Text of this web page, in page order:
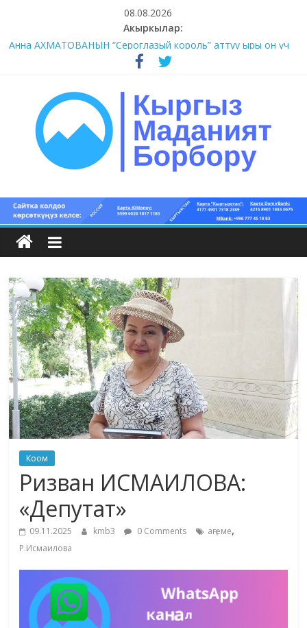
content
08.08.2026
Акыркылар:
#1-4 (55 сөз сынагы)
Анна АХМАТОВАНЫН “Сероглазый король” аттуу ыры он үч
#9-10 (55 сөз сынагы)
#5-8 (55 сөз сынагы)
Кыргыз
маданият
борбору
Кыргыз
маданияты
жана
адабияты
Коом
Ризван ИСМАИЛОВА:
«Депутат»
09.11.2025 kmb3 0 Comments аңгеме,
Р.Исмаилова